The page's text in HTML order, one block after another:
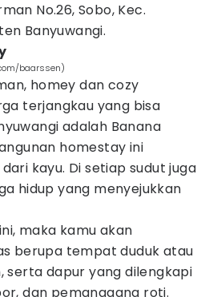
No.26, Sobo, Kec.
Banyuwangi.
baarssen)
homey dan cozy
terjangkau yang bisa
adalah Banana
homestay ini
kayu. Di setiap sudut juga
hidup yang menyejukkan
maka kamu akan
berupa tempat duduk atau
serta dapur yang dilengkapi
dan pemanggang roti.